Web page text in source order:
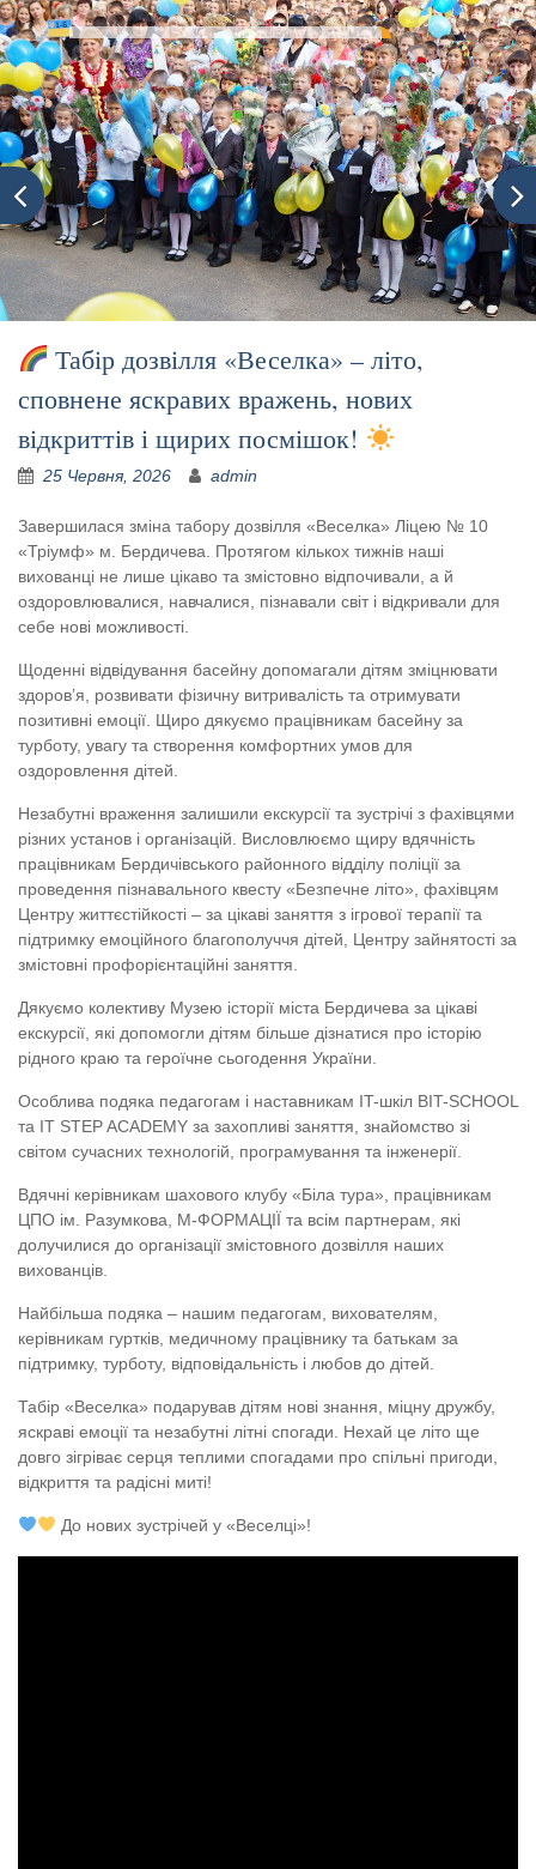
Табір дозвілля «Веселка» – літо,
сповнене яскравих вражень, нових
відкриттів і щирих посмішок!
25 Червня, 2026 admin
Завершилася зміна табору дозвілля «Веселка» Ліцею № 10
«Тріумф» м. Бердичева. Протягом кількох тижнів наші
вихованці не лише цікаво та змістовно відпочивали, а й
оздоровлювалися, навчалися, пізнавали світ і відкривали для
себе нові можливості.
Щоденні відвідування басейну допомагали дітям зміцнювати
здоров’я, розвивати фізичну витривалість та отримувати
позитивні емоції. Щиро дякуємо працівникам басейну за
турботу, увагу та створення комфортних умов для
оздоровлення дітей.
Незабутні враження залишили екскурсії та зустрічі з фахівцями
різних установ і організацій. Висловлюємо щиру вдячність
працівникам Бердичівського районного відділу поліції за
проведення пізнавального квесту «Безпечне літо», фахівцям
Центру життєстійкості – за цікаві заняття з ігрової терапії та
підтримку емоційного благополуччя дітей, Центру зайнятості за
змістовні профорієнтаційні заняття.
Дякуємо колективу Музею історії міста Бердичева за цікаві
екскурсії, які допомогли дітям більше дізнатися про історію
рідного краю та героїчне сьогодення України.
Особлива подяка педагогам і наставникам IT-шкіл BIT-SCHOOL
та IT STEP ACADEMY за захопливі заняття, знайомство зі
світом сучасних технологій, програмування та інженерії.
Вдячні керівникам шахового клубу «Біла тура», працівникам
ЦПО ім. Разумкова, М-ФОРМАЦІЇ та всім партнерам, які
долучилися до організації змістовного дозвілля наших
вихованців.
Найбільша подяка – нашим педагогам, вихователям,
керівникам гуртків, медичному працівнику та батькам за
підтримку, турботу, відповідальність і любов до дітей.
Табір «Веселка» подарував дітям нові знання, міцну дружбу,
яскраві емоції та незабутні літні спогади. Нехай це літо ще
довго зігріває серця теплими спогадами про спільні пригоди,
відкриття та радісні миті!
До нових зустрічей у «Веселці»!